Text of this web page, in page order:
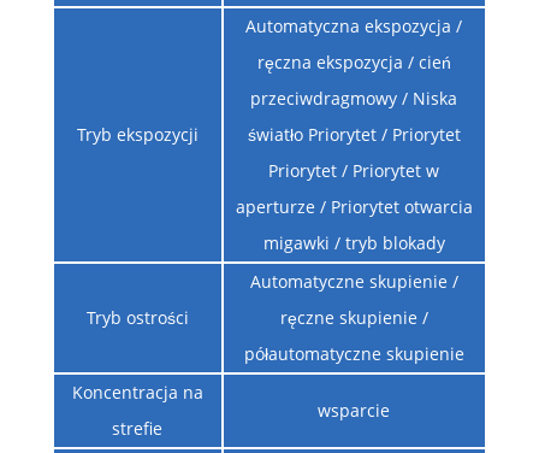
Tryb ekspozycji
Automatyczna ekspozycja /
ręczna ekspozycja / cień
przeciwdragmowy / Niska
światło Priorytet / Priorytet
Priorytet / Priorytet w
aperturze / Priorytet otwarcia
migawki / tryb blokady
Tryb ostrości
Automatyczne skupienie /
ręczne skupienie /
półautomatyczne skupienie
Koncentracja na
strefie
wsparcie